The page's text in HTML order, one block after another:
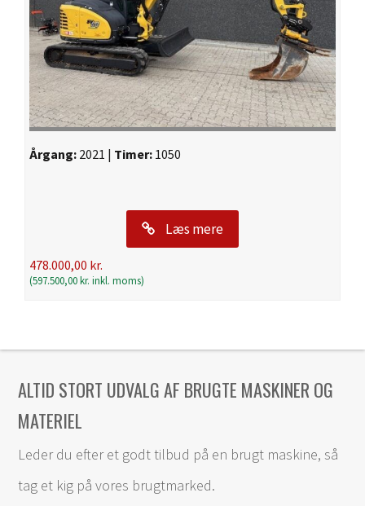
Årgang: 2021 | Timer: 1050
Læs mere
478.000,00 kr.
(597.500,00kr. inkl. moms)
ALTID STORT UDVALG AF BRUGTE MASKINER OG
MATERIEL
Leder du efter et godt tilbud på en brugt maskine, så
tag et kig på vores brugtmarked.